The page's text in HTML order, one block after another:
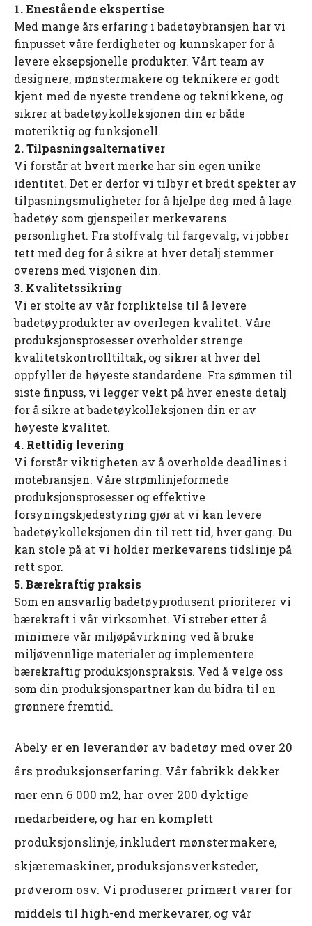
1. Enestående ekspertise
Med mange års erfaring i badetøybransjen har vi
finpusset våre ferdigheter og kunnskaper for å
levere eksepsjonelle produkter. Vårt team av
designere, mønstermakere og teknikere er godt
kjent med de nyeste trendene og teknikkene, og
sikrer at badetøykolleksjonen din er både
moteriktig og funksjonell.
2. Tilpasningsalternativer
Vi forstår at hvert merke har sin egen unike
identitet. Det er derfor vi tilbyr et bredt spekter av
tilpasningsmuligheter for å hjelpe deg med å lage
badetøy som gjenspeiler merkevarens
personlighet. Fra stoffvalg til fargevalg, vi jobber
tett med deg for å sikre at hver detalj stemmer
overens med visjonen din.
3. Kvalitetssikring
Vi er stolte av vår forpliktelse til å levere
badetøyprodukter av overlegen kvalitet. Våre
produksjonsprosesser overholder strenge
kvalitetskontrolltiltak, og sikrer at hver del
oppfyller de høyeste standardene. Fra sømmen til
siste finpuss, vi legger vekt på hver eneste detalj
for å sikre at badetøykolleksjonen din er av
høyeste kvalitet.
4. Rettidig levering
Vi forstår viktigheten av å overholde deadlines i
motebransjen. Våre strømlinjeformede
produksjonsprosesser og effektive
forsyningskjedestyring gjør at vi kan levere
badetøykolleksjonen din til rett tid, hver gang. Du
kan stole på at vi holder merkevarens tidslinje på
rett spor.
5. Bærekraftig praksis
Som en ansvarlig badetøyprodusent prioriterer vi
bærekraft i vår virksomhet. Vi streber etter å
minimere vår miljøpåvirkning ved å bruke
miljøvennlige materialer og implementere
bærekraftig produksjonspraksis. Ved å velge oss
som din produksjonspartner kan du bidra til en
grønnere fremtid.
Abely er en leverandør av badetøy med over 20
års produksjonserfaring. Vår fabrikk dekker
mer enn 6 000 m2, har over 200 dyktige
medarbeidere, og har en komplett
produksjonslinje, inkludert mønstermakere,
skjæremaskiner, produksjonsverksteder,
prøverom osv. Vi produserer primært varer for
middels til high-end merkevarer, og vår